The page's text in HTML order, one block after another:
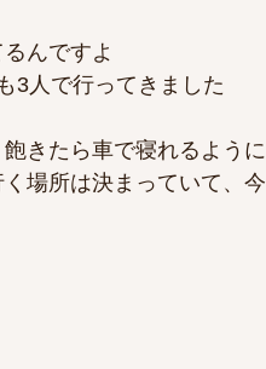
んですよ
3人で行ってきました
きたら車で寝れるように
場所は決まっていて、今